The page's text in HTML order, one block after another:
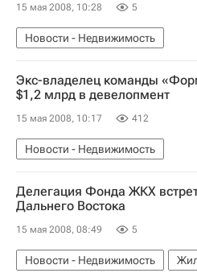
15 мая 2008, 10:28 5
Новости - Недвижимость
Коммерческая недвижимость
Экс-владелец команды
$1,2 млрд в девелопмент
15 мая 2008, 10:17 412
Новости - Недвижимость
Коммерческая недвижимость
Делегация Фонда ЖКХ
Дальнего Востока
15 мая 2008, 08:49 5
Новости - Недвижимость